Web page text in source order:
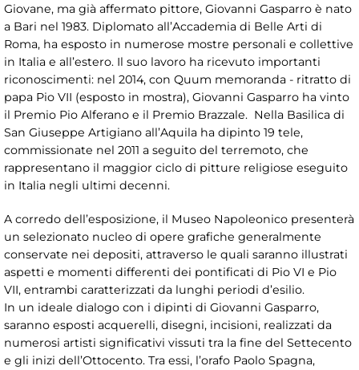
Giovane, ma già affermato pittore, Giovanni Gasparro è nato
a Bari nel 1983. Diplomato all’Accademia di Belle Arti di
Roma, ha esposto in numerose mostre personali e collettive
in Italia e all’estero. Il suo lavoro ha ricevuto importanti
riconoscimenti: nel 2014, con Quum memoranda - ritratto di
papa Pio VII (esposto in mostra), Giovanni Gasparro ha vinto
il Premio Pio Alferano e il Premio Brazzale. Nella Basilica di
San Giuseppe Artigiano all’Aquila ha dipinto 19 tele,
commissionate nel 2011 a seguito del terremoto, che
rappresentano il maggior ciclo di pitture religiose eseguito
in Italia negli ultimi decenni.
A corredo dell’esposizione, il Museo Napoleonico presenterà
un selezionato nucleo di opere grafiche generalmente
conservate nei depositi, attraverso le quali saranno illustrati
aspetti e momenti differenti dei pontificati di Pio VI e Pio
VII, entrambi caratterizzati da lunghi periodi d’esilio.
In un ideale dialogo con i dipinti di Giovanni Gasparro,
saranno esposti acquerelli, disegni, incisioni, realizzati da
numerosi artisti significativi vissuti tra la fine del Settecento
e gli inizi dell’Ottocento. Tra essi, l’orafo Paolo Spagna,